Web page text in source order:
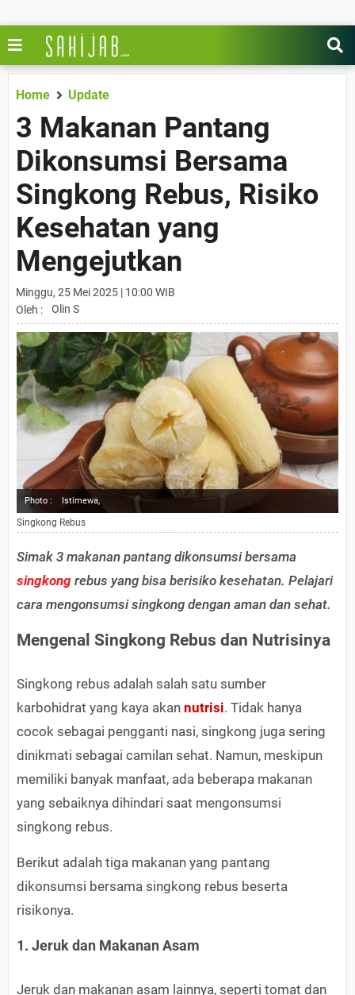
Home Update
3 Makanan Pantang
Dikonsumsi Bersama
Singkong Rebus, Risiko
Kesehatan yang
Mengejutkan
Minggu, 25 Mei 2025 | 10:00 WIB
Oleh :
Olin S
Photo : Istimewa,
Singkong Rebus
Simak 3 makanan pantang dikonsumsi bersama
singkong rebus yang bisa berisiko kesehatan. Pelajari
cara mengonsumsi singkong dengan aman dan sehat.
Mengenal Singkong Rebus dan Nutrisinya
Singkong rebus adalah salah satu sumber
karbohidrat yang kaya akan nutrisi. Tidak hanya
cocok sebagai pengganti nasi, singkong juga sering
dinikmati sebagai camilan sehat. Namun, meskipun
memiliki banyak manfaat, ada beberapa makanan
yang sebaiknya dihindari saat mengonsumsi
singkong rebus.
Berikut adalah tiga makanan yang pantang
dikonsumsi bersama singkong rebus beserta
risikonya.
1. Jeruk dan Makanan Asam
Jeruk dan makanan asam lainnya, seperti tomat dan